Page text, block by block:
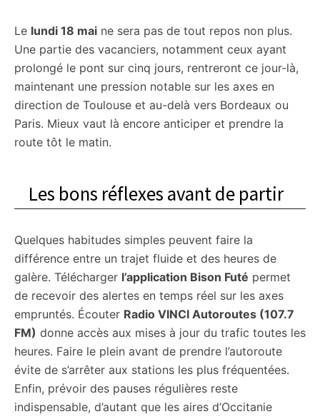
Le lundi 18 mai ne sera pas de tout repos non plus.
Une partie des vacanciers, notamment ceux ayant
prolongé le pont sur cinq jours, rentreront ce jour-là,
maintenant une pression notable sur les axes en
direction de Toulouse et au-delà vers Bordeaux ou
Paris. Mieux vaut là encore anticiper et prendre la
route tôt le matin.
Les bons réflexes avant de partir
Quelques habitudes simples peuvent faire la
différence entre un trajet fluide et des heures de
galère. Télécharger l’application Bison Futé permet
de recevoir des alertes en temps réel sur les axes
empruntés. Écouter Radio VINCI Autoroutes (107.7
FM) donne accès aux mises à jour du trafic toutes les
heures. Faire le plein avant de prendre l’autoroute
évite de s’arrêter aux stations les plus fréquentées.
Enfin, prévoir des pauses régulières reste
indispensable, d’autant que les aires d’Occitanie